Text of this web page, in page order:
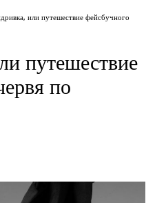
или путешествие фейсбучного
путешествие
по